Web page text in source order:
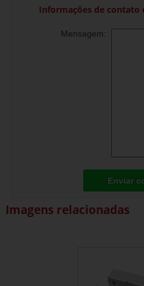
Informações de contato
Mensagem:
Enviar
Imagens relacionadas